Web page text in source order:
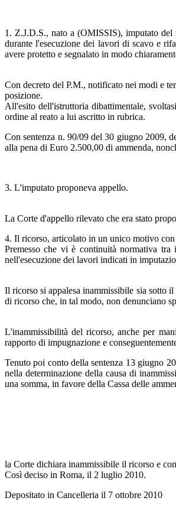
1. Z.J.D.S., nato a (OMISSIS), imputato
durante l'esecuzione dei lavori di scavo e
avere protetto e segnalato in modo
Con decreto del P.M., notificato nei modi e
posizione.
All'esito dell'istruttoria dibattimentale,
ordine al reato a lui ascritto in rubrica.
Con sentenza n. 90/09 del 30 giugno 2009,
alla pena di Euro 2.500,00 di ammenda,
3. L'imputato proponeva appello.
La Corte d'appello rilevato che era stato
4. Il ricorso, articolato in un unico motivo
Premesso che vi è continuità normativa tra
nell'esecuzione dei lavori indicati in
Il ricorso si appalesa inammissibile sia sotto
di ricorso che, in tal modo, non denunciano
L'inammissibilità del ricorso, anche per
rapporto di impugnazione e
Tenuto poi conto della sentenza 13 giugno
nella determinazione della causa di
una somma, in favore della Cassa delle
la Corte dichiara inammissibile il ricorso e
Così deciso in Roma, il 2 luglio 2010.
Depositato in Cancelleria il 7 ottobre 2010